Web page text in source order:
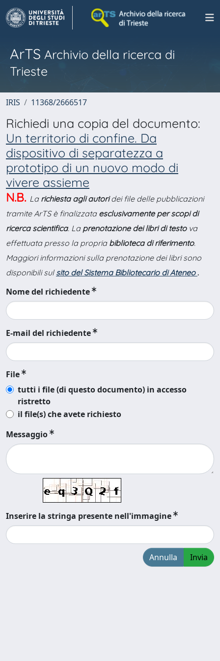
ArTS Archivio della ricerca di
Trieste
IRIS 11368/2666517
Richiedi una copia del documento:
Un territorio di confine. Da
dispositivo di separatezza a
prototipo di un nuovo modo di
vivere assieme
N.B. La richiesta agli autoridei file delle pubblicazioni
tramite ArTS è finalizzata esclusivamente per scopi di
ricerca scientifica. La prenotazione dei libri di testova
effettuata presso la propria biblioteca di riferimento.
Maggiori informazioni sulla prenotazione dei libri sono
disponibili sul sito del Sistema Bibliotecario di Ateneo .
Nome del richiedente
E-mail del richiedente
File
tutti i file (di questo documento) in accesso
ristretto
il file(s) che avete richiesto
Messaggio
Inserire la stringa presente nell'immagine
Annulla Invia